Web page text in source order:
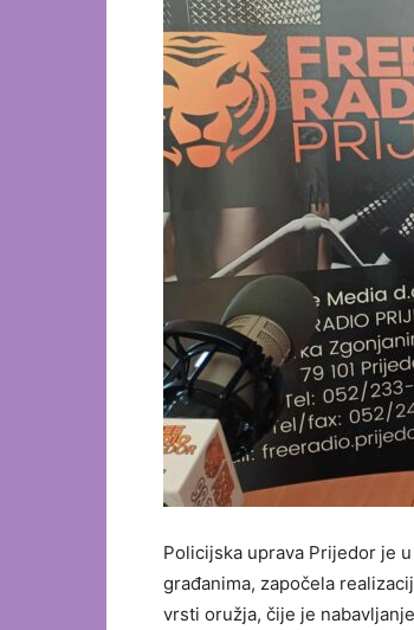
Policijska uprava Prijedor je
građanima, započela
vrsti oružja, čije je